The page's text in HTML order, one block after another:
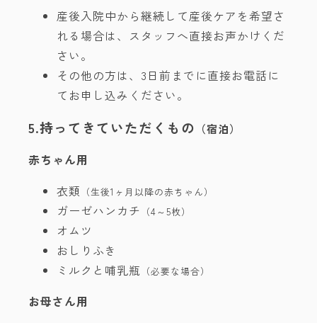
産後入院中から継続して産後ケアを希望さ
れる場合は、スタッフへ直接お声かけくだ
さい。
その他の方は、3日前までに直接お電話に
てお申し込みください。
5.持ってきていただくもの （宿泊）
赤ちゃん用
衣類 （生後1ヶ月以降の赤ちゃん）
ガーゼハンカチ （4～5枚）
オムツ
おしりふき
ミルクと哺乳瓶 （必要な場合）
お母さん用